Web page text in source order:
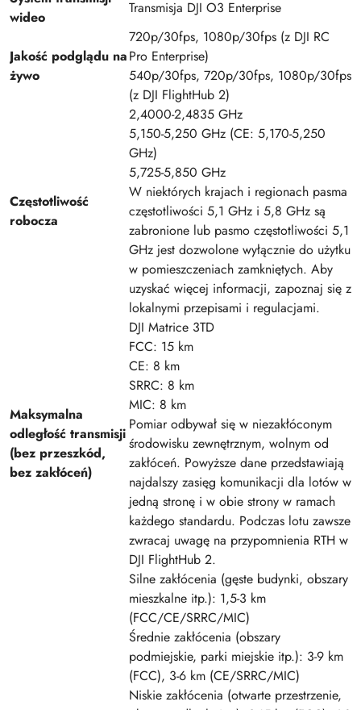
wideo
Transmisja DJI O3 Enterprise
Jakość podglądu na
żywo
720p/30fps, 1080p/30fps (z DJI RC
Pro Enterprise)
540p/30fps, 720p/30fps, 1080p/30fps
(z DJI FlightHub 2)
Częstotliwość
robocza
2,4000-2,4835 GHz
5,150-5,250 GHz (CE: 5,170-5,250
GHz)
5,725-5,850 GHz
W niektórych krajach i regionach pasma
częstotliwości 5,1 GHz i 5,8 GHz są
zabronione lub pasmo częstotliwości 5,1
GHz jest dozwolone wyłącznie do użytku
w pomieszczeniach zamkniętych. Aby
uzyskać więcej informacji, zapoznaj się z
lokalnymi przepisami i regulacjami.
Maksymalna
odległość transmisji
(bez przeszkód,
bez zakłóceń)
DJI Matrice 3TD
FCC: 15 km
CE: 8 km
SRRC: 8 km
MIC: 8 km
Pomiar odbywał się w niezakłóconym
środowisku zewnętrznym, wolnym od
zakłóceń. Powyższe dane przedstawiają
najdalszy zasięg komunikacji dla lotów w
jedną stronę i w obie strony w ramach
każdego standardu. Podczas lotu zawsze
zwracaj uwagę na przypomnienia RTH w
DJI FlightHub 2.
Silne zakłócenia (gęste budynki, obszary
mieszkalne itp.): 1,5-3 km
(FCC/CE/SRRC/MIC)
Średnie zakłócenia (obszary
podmiejskie, parki miejskie itp.): 3-9 km
(FCC), 3-6 km (CE/SRRC/MIC)
Niskie zakłócenia (otwarte przestrzenie,